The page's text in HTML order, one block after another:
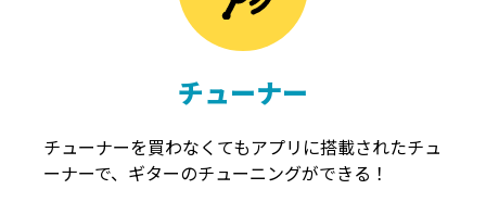
チューナー
チューナーを買わなくてもアプリに搭載されたチュ
ーナーで、ギターのチューニングができる！